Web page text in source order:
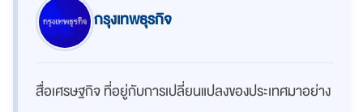
กรุงเทพธุรกิจ
สื่อเศรษฐกิจ ที่อยู่กับการเปลี่ยนแปลงของประเทศมาอย่าง